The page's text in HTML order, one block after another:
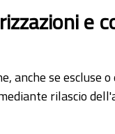
e
anche se
rilascio